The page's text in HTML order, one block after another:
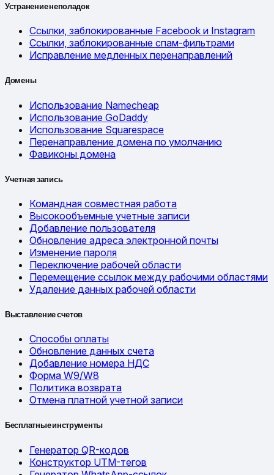
Устранение неполадок
Ссылки, заблокированные Facebook и Instagram
Ссылки, заблокированные спам-фильтрами
Исправление медленных перенаправлений
Домены
Использование Namecheap
Использование GoDaddy
Использование Squarespace
Перенаправление домена по умолчанию
Фавиконы домена
Учетная запись
Командная совместная работа
Высокообъемные учетные записи
Добавление пользователя
Обновление адреса электронной почты
Изменение пароля
Переключение рабочей области
Перемещение ссылок между рабочими областями
Удаление данных рабочей области
Выставление счетов
Способы оплаты
Обновление данных счета
Добавление номера НДС
Форма W9/W8
Политика возврата
Отмена платной учетной записи
Бесплатные инструменты
Генератор QR-кодов
Конструктор UTM-тегов